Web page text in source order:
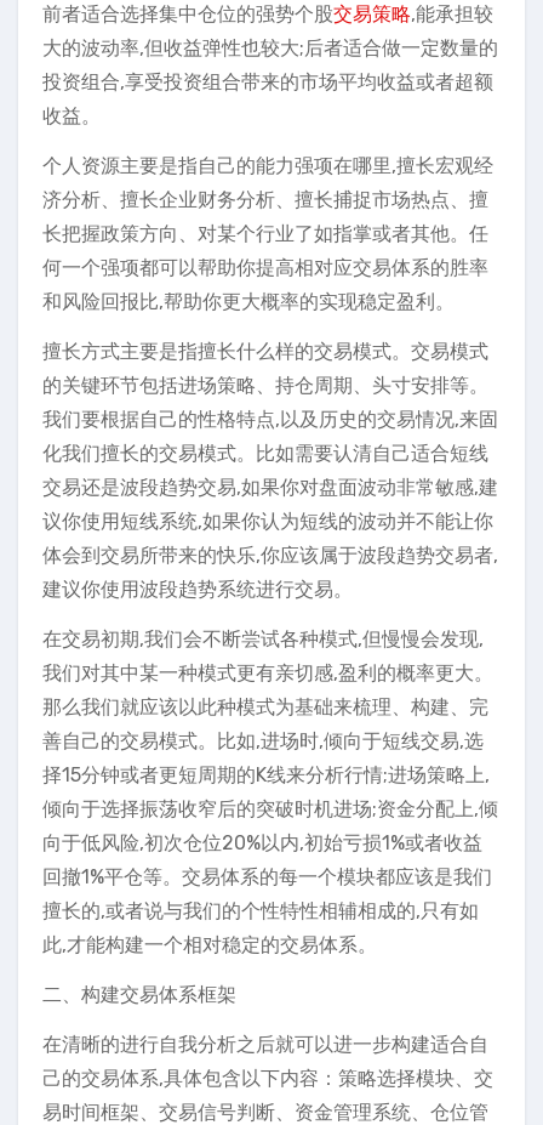
前者适合选择集中仓位的强势个股交易策略,能承担较
大的波动率,但收益弹性也较大;后者适合做一定数量的
投资组合,享受投资组合带来的市场平均收益或者超额
收益。
个人资源主要是指自己的能力强项在哪里,擅长宏观经
济分析、擅长企业财务分析、擅长捕捉市场热点、擅
长把握政策方向、对某个行业了如指掌或者其他。任
何一个强项都可以帮助你提高相对应交易体系的胜率
和风险回报比,帮助你更大概率的实现稳定盈利。
擅长方式主要是指擅长什么样的交易模式。交易模式
的关键环节包括进场策略、持仓周期、头寸安排等。
我们要根据自己的性格特点,以及历史的交易情况,来固
化我们擅长的交易模式。比如需要认清自己适合短线
交易还是波段趋势交易,如果你对盘面波动非常敏感,建
议你使用短线系统,如果你认为短线的波动并不能让你
体会到交易所带来的快乐,你应该属于波段趋势交易者,
建议你使用波段趋势系统进行交易。
在交易初期,我们会不断尝试各种模式,但慢慢会发现,
我们对其中某一种模式更有亲切感,盈利的概率更大。
那么我们就应该以此种模式为基础来梳理、构建、完
善自己的交易模式。比如,进场时,倾向于短线交易,选
择15分钟或者更短周期的K线来分析行情;进场策略上,
倾向于选择振荡收窄后的突破时机进场;资金分配上,倾
向于低风险,初次仓位20%以内,初始亏损1%或者收益
回撤1%平仓等。交易体系的每一个模块都应该是我们
擅长的,或者说与我们的个性特性相辅相成的,只有如
此,才能构建一个相对稳定的交易体系。
二、构建交易体系框架
在清晰的进行自我分析之后就可以进一步构建适合自
己的交易体系,具体包含以下内容：策略选择模块、交
易时间框架、交易信号判断、资金管理系统、仓位管